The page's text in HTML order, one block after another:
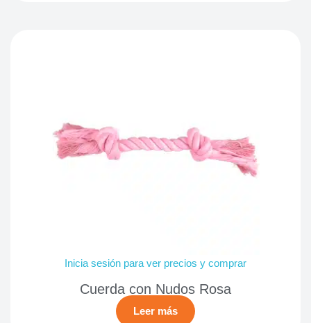
Inicia sesión para ver precios y comprar
Cuerda con Nudos Rosa
Leer más